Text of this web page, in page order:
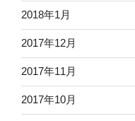
2018年1月
2017年12月
2017年11月
2017年10月